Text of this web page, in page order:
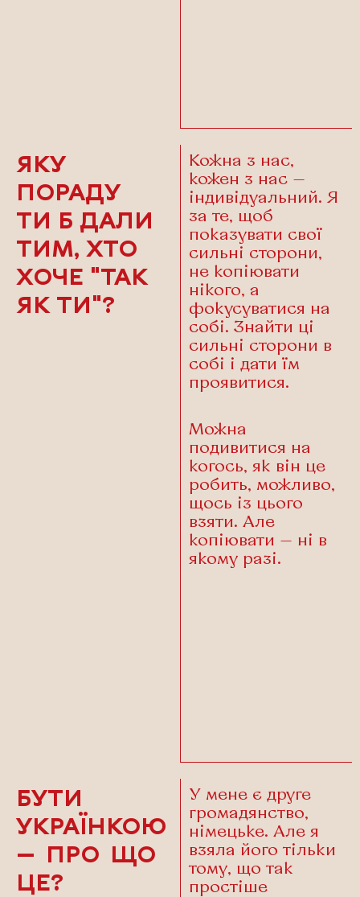
ЯКУ
ПОРАДУ
ТИ Б ДАЛИ
ТИМ, ХТО
ХОЧЕ "ТАК
ЯК ТИ"?
Кожна з нас,
кожен з нас —
індивідуальний. Я
за те, щоб
показувати свої
сильні сторони,
не копіювати
нікого, а
фокусуватися на
собі. Знайти ці
сильні сторони в
собі і дати їм
проявитися.
Можна
подивитися на
когось, як він це
робить, можливо,
щось із цього
взяти. Але
копіювати — ні в
якому разі.
БУТИ
УКРАЇНКОЮ
— ПРО ЩО
ЦЕ?
У мене є друге
громадянство,
німецьке. Але я
взяла його тільки
тому, що так
простіше